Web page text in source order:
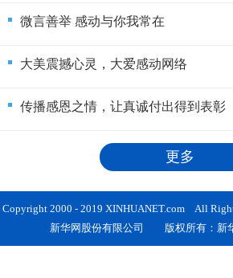
微言善举 感动与你我常在
大美震撼心灵，大爱感动网络
传播感恩之情，让真诚付出得到表彰
更多
Copyright 2000 - 2019 XINHUANET.com All
新华网股份有限公司 版权所有：新